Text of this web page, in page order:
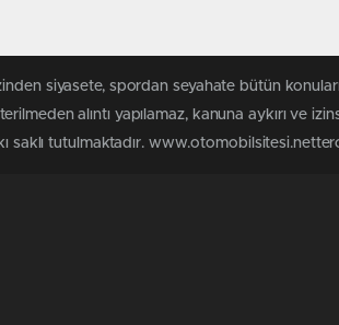
siyasete, spordan seyahate bütün
alıntı yapılamaz, kanuna aykırı ve
saklı tutulmaktadır.